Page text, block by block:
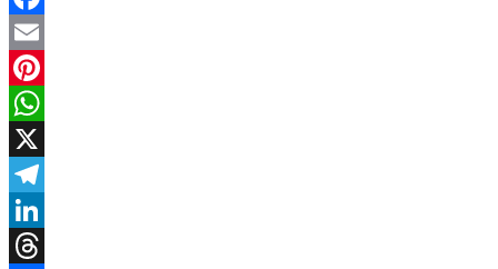
Facebook
Email
Pinterest
WhatsApp
X
Telegram
LinkedIn